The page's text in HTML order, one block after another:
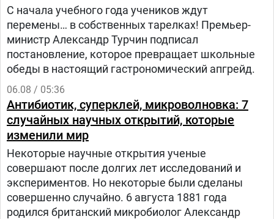
С начала учебного года учеников ждут
перемены… в собственных тарелках! Премьер-
министр Александр Турчин подписал
постановление, которое превращает школьные
обеды в настоящий гастрономический апгрейд.
06.08 / 05:36
Антибиотик, суперклей, микроволновка: 7
случайных научных открытий, которые
изменили мир
Некоторые научные открытия ученые
совершают после долгих лет исследований и
экспериментов. Но некоторые были сделаны
совершенно случайно. 6 августа 1881 года
родился британский микробиолог Александр